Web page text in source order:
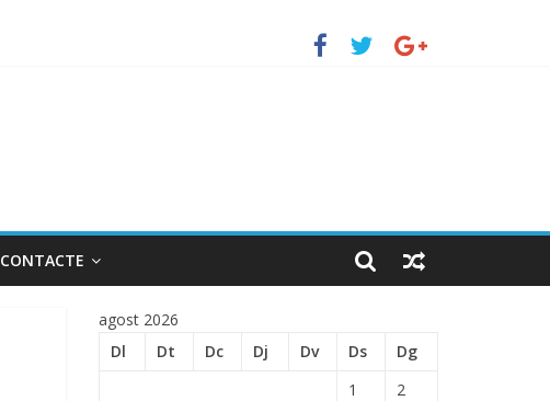
CONTACTE
agost 2026
Dl
Dt Dc Dj Dv Ds
Dg
1
2